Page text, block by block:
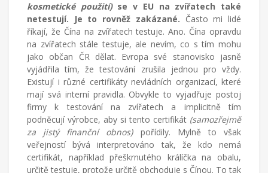
kosmetické použití)se v EU na zvířatech také
netestují. Je to rovněž zakázané. Často mi lidé
říkají, že Čína na zvířatech testuje. Ano. Čína opravdu
na zvířatech stále testuje, ale nevím, co s tím mohu
jako občan ČR dělat. Evropa své stanovisko jasně
vyjádřila tím, že testování zrušila jednou pro vždy.
Existují i různé certifikáty nevládních organizací, které
mají svá interní pravidla. Obvykle to vyjadřuje postoj
firmy k testování na zvířatech a implicitně tím
podněcují výrobce, aby si tento certifikát (samozřejmě
za jistý finanční obnos) pořídily. Mylně to však
veřejností bývá interpretováno tak, že kdo nemá
certifikát, například přeškrnutého králíčka na obalu,
určitě testuje, protože určitě obchoduje s Čínou. To tak